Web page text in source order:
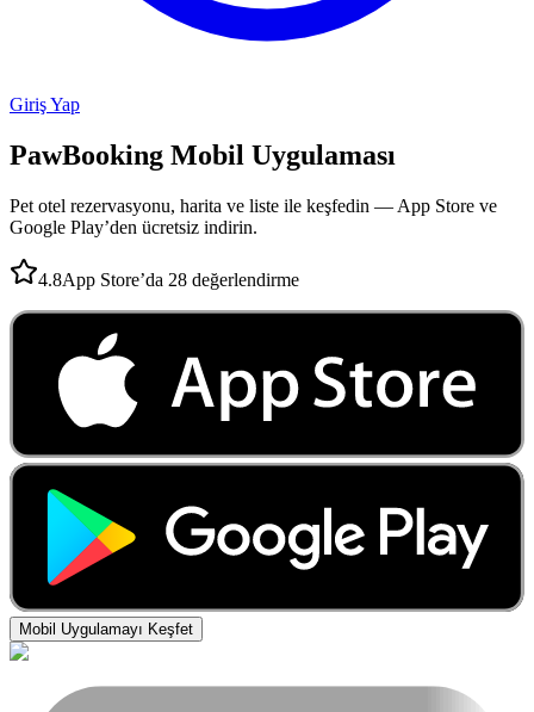
Giriş Yap
PawBooking Mobil Uygulaması
Pet otel rezervasyonu, harita ve liste ile keşfedin — App Store ve
Google Play’den ücretsiz indirin.
4.8App Store’da 28 değerlendirme
Mobil Uygulamayı Keşfet